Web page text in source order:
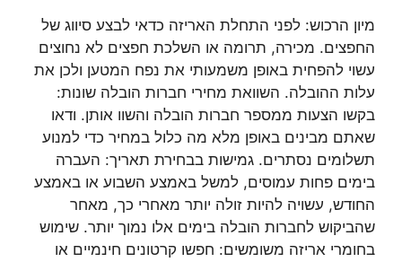
מיון הרכוש: לפני התחלת האריזה כדאי לבצע סיווג של
החפצים. מכירה, תרומה או השלכת חפצים לא נחוצים
עשוי להפחית באופן משמעותי את נפח המטען ולכן את
עלות ההובלה. השוואת מחירי חברות הובלה שונות:
בקשו הצעות ממספר חברות הובלה והשוו אותן. ודאו
שאתם מבינים באופן מלא מה כלול במחיר כדי למנוע
תשלומים נסתרים. גמישות בבחירת תאריך: העברה
בימים פחות עמוסים, למשל באמצע השבוע או באמצע
החודש, עשויה להיות זולה יותר מאחרי כך, מאחר
שהביקוש לחברות הובלה בימים אלו נמוך יותר. שימוש
בחומרי אריזה משומשים: חפשו קרטונים חינמיים או